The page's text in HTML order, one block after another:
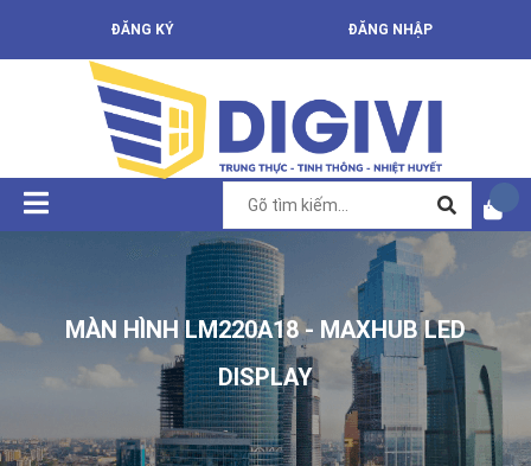
ĐĂNG KÝ ĐĂNG NHẬP
MÀN HÌNH LM220A18 - MAXHUB LED
DISPLAY